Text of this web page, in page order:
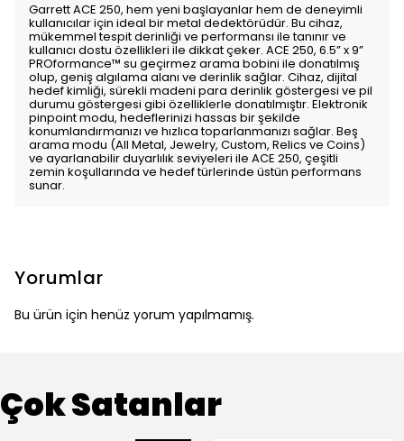
Garrett ACE 250, hem yeni başlayanlar hem de deneyimli
kullanıcılar için ideal bir metal dedektörüdür. Bu cihaz,
mükemmel tespit derinliği ve performansı ile tanınır ve
kullanıcı dostu özellikleri ile dikkat çeker. ACE 250, 6.5” x 9”
PROformance™ su geçirmez arama bobini ile donatılmış
olup, geniş algılama alanı ve derinlik sağlar. Cihaz, dijital
hedef kimliği, sürekli madeni para derinlik göstergesi ve pil
durumu göstergesi gibi özelliklerle donatılmıştır. Elektronik
pinpoint modu, hedeflerinizi hassas bir şekilde
konumlandırmanızı ve hızlıca toparlanmanızı sağlar. Beş
arama modu (All Metal, Jewelry, Custom, Relics ve Coins)
ve ayarlanabilir duyarlılık seviyeleri ile ACE 250, çeşitli
zemin koşullarında ve hedef türlerinde üstün performans
sunar.
Yorumlar
Bu ürün için henüz yorum yapılmamış.
Çok Satanlar